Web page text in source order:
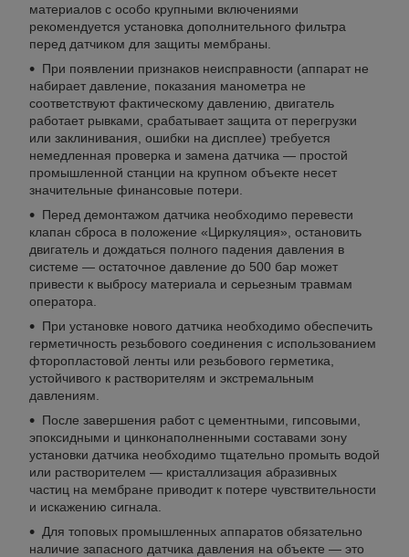
материалов с особо крупными включениями
рекомендуется установка дополнительного фильтра
перед датчиком для защиты мембраны.
При появлении признаков неисправности (аппарат не
набирает давление, показания манометра не
соответствуют фактическому давлению, двигатель
работает рывками, срабатывает защита от перегрузки
или заклинивания, ошибки на дисплее) требуется
немедленная проверка и замена датчика — простой
промышленной станции на крупном объекте несет
значительные финансовые потери.
Перед демонтажом датчика необходимо перевести
клапан сброса в положение «Циркуляция», остановить
двигатель и дождаться полного падения давления в
системе — остаточное давление до 500 бар может
привести к выбросу материала и серьезным травмам
оператора.
При установке нового датчика необходимо обеспечить
герметичность резьбового соединения с использованием
фторопластовой ленты или резьбового герметика,
устойчивого к растворителям и экстремальным
давлениям.
После завершения работ с цементными, гипсовыми,
эпоксидными и цинконаполненными составами зону
установки датчика необходимо тщательно промыть водой
или растворителем — кристаллизация абразивных
частиц на мембране приводит к потере чувствительности
и искажению сигнала.
Для топовых промышленных аппаратов обязательно
наличие запасного датчика давления на объекте — это